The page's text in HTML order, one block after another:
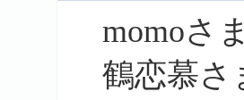
momoさ
鶴恋慕